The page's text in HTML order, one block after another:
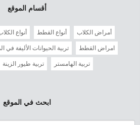
أقسام الموقع
أمراض الكلاب أنواع القطط أنواع
امراض القطط تربية الحيوانات الأليفة في
تربية الهامستر تربية طيور الزينة
ابحث في الموقع